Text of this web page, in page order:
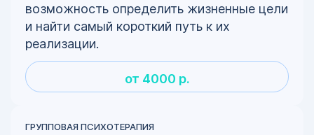
возможность определить жизненные цели
и найти самый короткий путь к их
реализации.
от 4000 р.
ГРУППОВАЯ ПСИХОТЕРАПИЯ